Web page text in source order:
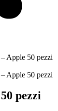
Apple 50 pezzi
Apple 50 pezzi
pezzi